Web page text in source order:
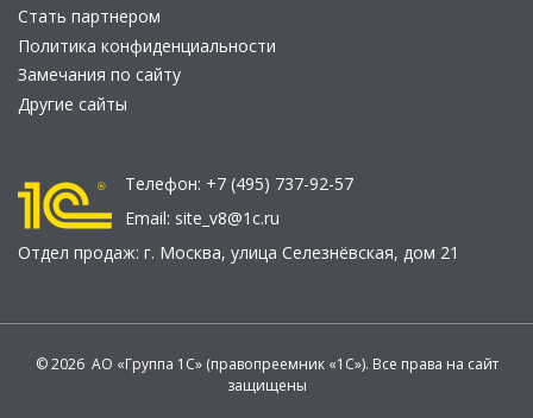
Стать партнером
Политика конфиденциальности
Замечания по сайту
Другие сайты
Телефон: +7 (495) 737-92-57
Email: site_v8@1c.ru
Отдел продаж: г. Москва, улица Селезнёвская, дом 21
© 2026 АО «Группа 1С» (правопреемник «1С»). Все права на сайт
защищены